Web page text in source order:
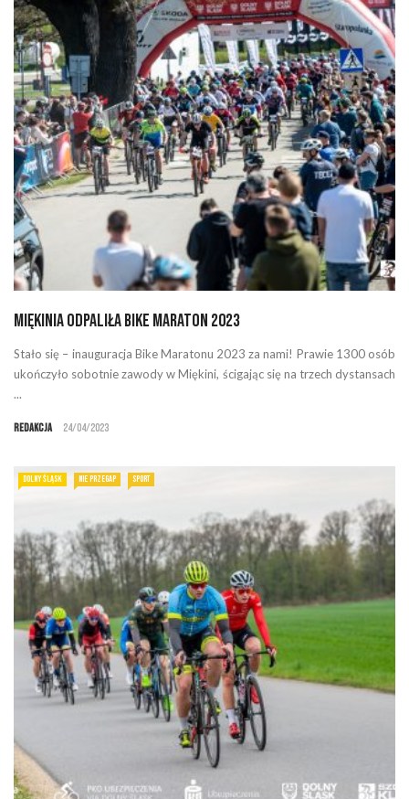
Miękinia odpaliła Bike Maraton 2023
Stało się – inauguracja Bike Maratonu 2023 za nami! Prawie 1300 osób
ukończyło sobotnie zawody w Miękini, ścigając się na trzech dystansach
...
Redakcja 24/04/2023
DOLNY ŚLĄSK NIE PRZEGAP SPORT